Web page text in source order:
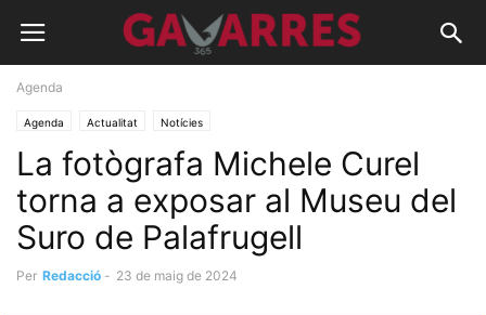
Agenda
Agenda Actualitat Notícies
La fotògrafa Michele Curel
torna a exposar al Museu del
Suro de Palafrugell
Per Redacció - 23 de maig de 2024